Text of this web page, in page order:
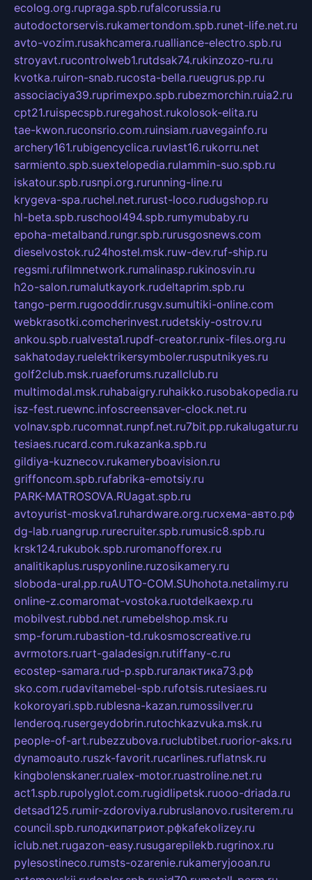
ecolog.org.rupraga.spb.rufalcorussia.ru
autodoctorservis.rukamertondom.spb.runet-life.net.ru
avto-vozim.rusakhcamera.rualliance-electro.spb.ru
stroyavt.rucontrolweb1.rutdsak74.rukinzozo-ru.ru
kvotka.ruiron-snab.rucosta-bella.rueugrus.pp.ru
associaciya39.ruprimexpo.spb.rubezmorchin.ruia2.ru
cpt21.ruispecspb.ruregahost.rukolosok-elita.ru
tae-kwon.ruconsrio.com.ruinsiam.ruavegainfo.ru
archery161.rubigencyclica.ruvlast16.rukorru.net
sarmiento.spb.suextelopedia.rulammin-suo.spb.ru
iskatour.spb.rusnpi.org.rurunning-line.ru
krygeva-spa.ruchel.net.rurust-loco.rudugshop.ru
hl-beta.spb.ruschool494.spb.rumymubaby.ru
epoha-metalband.rungr.spb.rurusgosnews.com
dieselvostok.ru24hostel.msk.ruw-dev.ruf-ship.ru
regsmi.rufilmnetwork.rumalinasp.rukinosvin.ru
h2o-salon.rumalutkayork.rudeltaprim.spb.ru
tango-perm.rugooddir.rusgv.sumultiki-online.com
webkrasotki.comcherinvest.rudetskiy-ostrov.ru
ankou.spb.rualvesta1.rupdf-creator.runix-files.org.ru
sakhatoday.ruelektrikersymboler.rusputnikyes.ru
golf2club.msk.ruaeforums.ruzallclub.ru
multimodal.msk.ruhabaigry.ruhaikko.rusobakopedia.ru
isz-fest.ruewnc.infoscreensaver-clock.net.ru
volnav.spb.rucomnat.runpf.net.ru7bit.pp.rukalugatur.ru
tesiaes.rucard.com.rukazanka.spb.ru
gildiya-kuznecov.rukameryboavision.ru
griffoncom.spb.rufabrika-emotsiy.ru
PARK-MATROSOVA.RUagat.spb.ru
avtoyurist-moskva1.ruhardware.org.ruсхема-авто.рф
dg-lab.ruangrup.rurecruiter.spb.rumusic8.spb.ru
krsk124.rukubok.spb.ruromanofforex.ru
analitikaplus.ruspyonline.ruzosikamery.ru
sloboda-ural.pp.ruAUTO-COM.SUhohota.netalimy.ru
online-z.comaromat-vostoka.ruotdelkaexp.ru
mobilvest.rubbd.net.rumebelshop.msk.ru
smp-forum.rubastion-td.rukosmoscreative.ru
avrmotors.ruart-galadesign.rutiffany-c.ru
ecostep-samara.rud-p.spb.ruгалактика73.рф
sko.com.rudavitamebel-spb.rufotsis.rutesiaes.ru
kokoroyari.spb.rublesna-kazan.rumossilver.ru
lenderoq.rusergeydobrin.rutochkazvuka.msk.ru
people-of-art.rubezzubova.ruclubtibet.ruorior-aks.ru
dynamoauto.ruszk-favorit.rucarlines.ruflatnsk.ru
kingbolenskaner.rualex-motor.ruastroline.net.ru
act1.spb.rupolyglot.com.rugidlipetsk.ruooo-driada.ru
detsad125.rumir-zdoroviya.rubruslanovo.rusiterem.ru
council.spb.ruлодкипатриот.рфkafekolizey.ru
iclub.net.rugazon-easy.rusugarepilekb.rugrinox.ru
pylesostineco.rumsts-ozarenie.rukameryjooan.ru